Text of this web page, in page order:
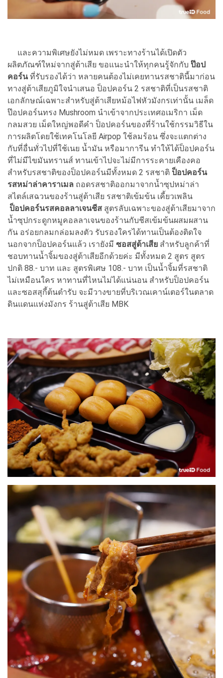
และความพิเศษยังไม่หมด เพราะทางร้านได้เปิดตัว
ผลิตภัณฑ์ใหม่จากสู่ต้าเสีย ขอแนะนำให้ทุกคนรู้จักกับ ป๊อป
คอร์นที่รับรองได้ว่า หลายคนต้องไม่เคยทานรสชาตินี้มาก่อน
ทางสู่ต้าเสียภูมิใจนำเสนอ ป็อปคอร์น 2 รสชาติที่เป็นรสชาติ
เอกลักษณ์เฉพาะสำหรับสู่ต้าเสียหม้อไฟหัวมังกรเท่านั้น เมล็ด
ป๊อปคอร์นทรง Mushroom นำเข้าจากประเทศอเมริกา เม็ด
กลมสวย เม็ดใหญ่พอดีคำ ป็อปคอร์นของที่ร้านใช้กรรมวิธีใน
การผลิตโดยใช้เทคโนโลยี Airpop ใช้ลมร้อน ซึ่งจะแตกต่าง
กับที่อื่นทั่วไปที่ใช้เนย น้ำมัน หรือมาการีน ทำให้ได้ป็อปคอร์น
ที่ไม่มีไขมันทรานส์ ทานเข้าไปจะไม่มีการระคายเคืองคอ
สำหรับรสชาติของป็อปคอร์นมีทั้งหมด 2 รสชาติ ป็อปคอร์น
รสหม่าล่าคาราเมล ถอดรสชาติออกมาจากน้ำซุปหม่าล่า
สไตล์เสฉวนของร้านสู่ต้าเสีย รสชาติเข้มข้น เคี้ยวเพลิน
ป็อปคอร์นรสคอลลาเจนชีส สูตรลับเฉพาะของสู่ต้าเสียมาจาก
น้ำซุปกระดูกหมูคอลลาเจนของร้านกับชีสเข้มข้นผสมผสาน
กัน อร่อยกลมกล่อมลงตัว รับรองใครได้ทานเป็นต้องติดใจ
นอกจากป็อปคอร์นแล้ว เรายังมี ซอสสู่ต้าเสีย สำหรับลูกค้าที่
ชอบทานน้ำจิ้มของสู่ต้าเสียอีกด้วยค่ะ มีทั้งหมด 2 สูตร สูตร
ปกติ 88.- บาท และ สูตรพิเศษ 108.- บาท เป็นน้ำจิ้มที่รสชาติ
ไม่เหมือนใคร หาทานที่ไหนไม่ได้แน่นอน สำหรับป็อปคอร์น
และซอสสุกี้ต้นตำรับ จะมีวางขายที่บริเวณเคาน์เตอร์ในตลาด
ดินแดนแห่งมังกร ร้านสู่ต้าเสีย MBK